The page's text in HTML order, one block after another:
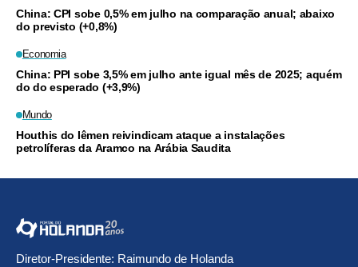
China: CPI sobe 0,5% em julho na comparação anual; abaixo
do previsto (+0,8%)
Economia
China: PPI sobe 3,5% em julho ante igual mês de 2025; aquém
do do esperado (+3,9%)
Mundo
Houthis do Iêmen reivindicam ataque a instalações
petrolíferas da Aramco na Arábia Saudita
Diretor-Presidente: Raimundo de Holanda